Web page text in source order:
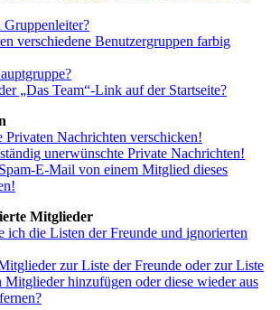
verschiedene Benutzergruppen farbig
„Das Team“-Link auf der Startseite?
Privaten Nachrichten verschicken!
unerwünschte Private Nachrichten!
E-Mail von einem Mitglied dieses
Mitglieder
ich die Listen der Freunde und ignorierten
zur Liste der Freunde oder zur Liste
Mitglieder hinzufügen oder diese wieder aus